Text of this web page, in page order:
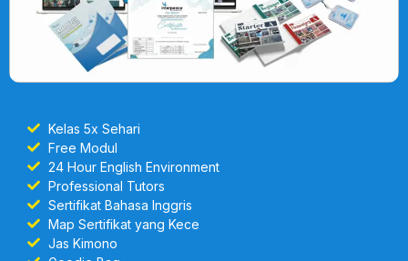
Kelas 5x Sehari
Free Modul
24 Hour English Environment
Professional Tutors
Sertifikat Bahasa Inggris
Map Sertifikat yang Kece
Jas Kimono